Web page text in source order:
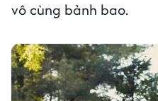
vô cùng bảnh bao.